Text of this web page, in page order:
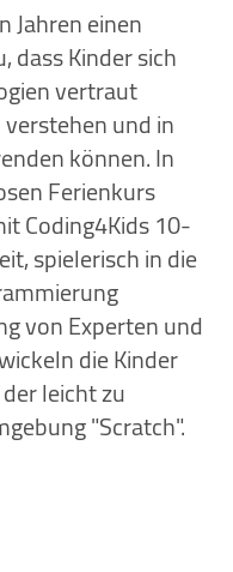
Jahren einen
dass Kinder sich
vertraut
und in
können. In
Ferienkurs
Coding4Kids 10-
spielerisch in die
von Experten und
die Kinder
leicht zu
"Scratch".